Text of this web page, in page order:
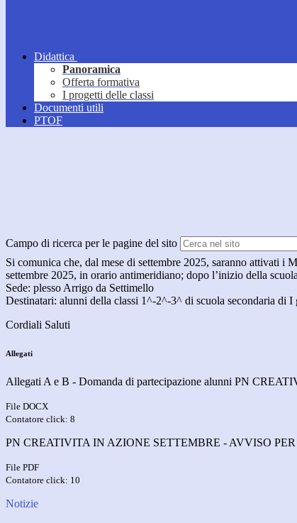
Didattica
Panoramica
Offerta formativa
I progetti delle classi
Documenti utili
PTOF
Campo di ricerca per le pagine del sito
Si comunica che, dal mese di settembre 2025, saranno attivati
settembre 2025, in orario antimeridiano; dopo l’inizio della
Sede: plesso Arrigo da Settimello
Destinatari: alunni della classi 1^-2^-3^ di scuola secondaria di I
Cordiali Saluti
Allegati
Allegati A e B - Domanda di partecipazione alunni PN
File DOCX
Contatore click: 8
PN CREATIVITA IN AZIONE SETTEMBRE - AVVISO
File PDF
Contatore click: 10
Notizie